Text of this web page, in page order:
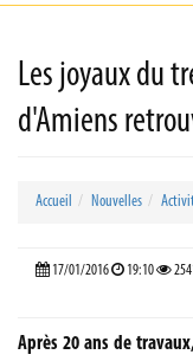
Les joyaux du
d'Amiens
Accueil Nouvelles
17/01/2016 19:10
Après 20 ans de